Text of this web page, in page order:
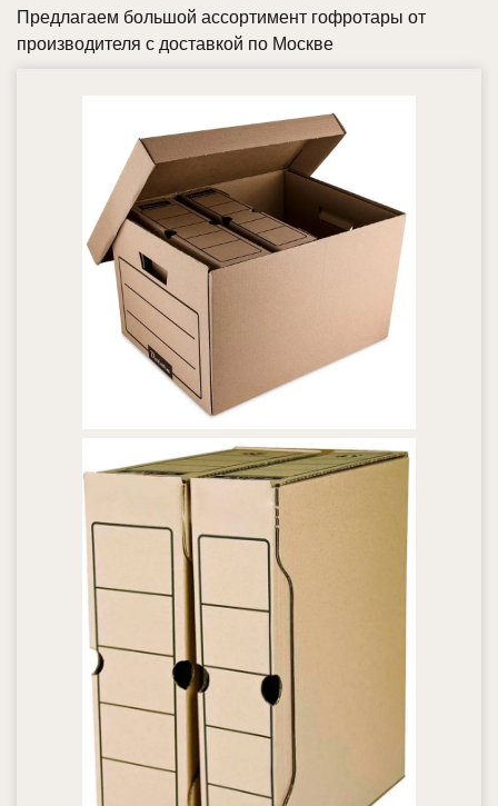
Предлагаем большой ассортимент гофротары от
производителя с доставкой по Москве